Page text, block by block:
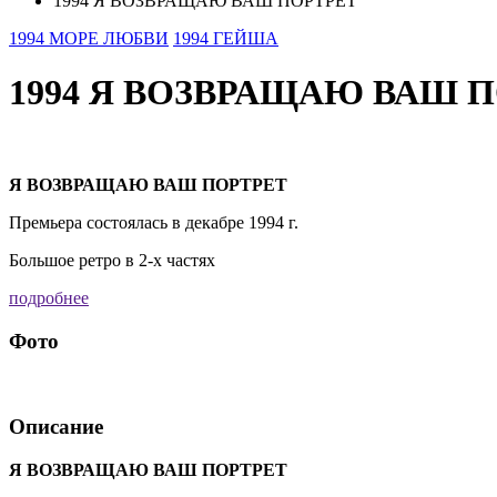
1994 МОРЕ ЛЮБВИ 1994 ГЕЙША
1994 Я ВОЗВРАЩАЮ ВАШ
Я ВОЗВРАЩАЮ ВАШ ПОРТРЕТ
Премьера состоялась в декабре 1994 г.
Большое ретро в 2-х частях
подробнее
Фото
Описание
Я ВОЗВРАЩАЮ ВАШ ПОРТРЕТ